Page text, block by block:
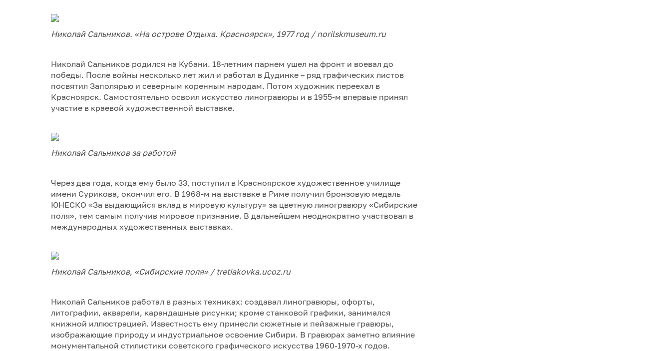
Николай Сальников. «На острове Отдыха. Красноярск», 1977 год / norilskmuseum.ru
Николай Сальников родился на Кубани. 18-летним парнем ушел на фронт и воевал до
победы. После войны несколько лет жил и работал в Дудинке – ряд графических листов
посвятил Заполярью и северным коренным народам. Потом художник переехал в
Красноярск. Самостоятельно освоил искусство линогравюры и в 1955-м впервые принял
участие в краевой художественной выставке.
Николай Сальников за работой
Через два года, когда ему было 33, поступил в Красноярское художественное училище
имени Сурикова, окончил его. В 1968-м на выставке в Риме получил бронзовую медаль
ЮНЕСКО «За выдающийся вклад в мировую культуру» за цветную линогравюру «Сибирские
поля», тем самым получив мировое признание. В дальнейшем неоднократно участвовал в
международных художественных выставках.
Николай Сальников, «Сибирские поля» / tretiakovka.ucoz.ru
Николай Сальников работал в разных техниках: создавал линогравюры, офорты,
литографии, акварели, карандашные рисунки; кроме станковой графики, занимался
книжной иллюстрацией. Известность ему принесли сюжетные и пейзажные гравюры,
изображающие природу и индустриальное освоение Сибири. В гравюрах заметно влияние
монументальной стилистики советского графического искусства 1960-1970-х годов.